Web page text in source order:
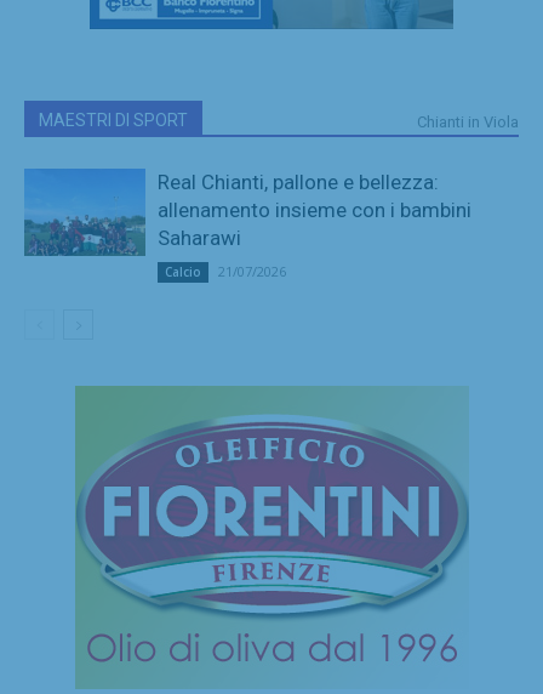
MAESTRI DI SPORT Chianti in Viola
Real Chianti, pallone e bellezza:
allenamento insieme con i bambini
Saharawi
Calcio 21/07/2026